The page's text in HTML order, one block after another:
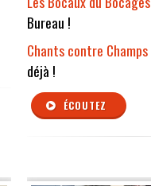
Bureau !
Chants contre Champs
déjà !
ÉCOUTEZ